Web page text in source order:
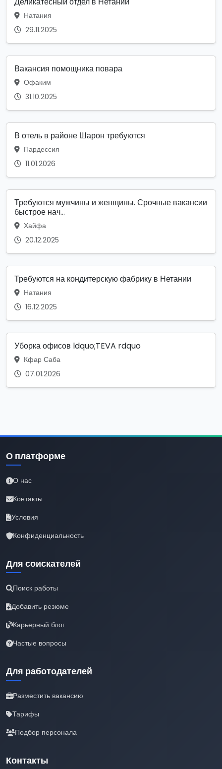
Натания
29.11.2025
Вакансия помощника повара
Офаким
31.10.2025
В отель в районе Шарон требуются
Пардессия
11.01.2026
Требуются мужчины и женщины. Срочные вакансии
быстрое нач...
Хайфа
20.12.2025
Требуются на кондитерскую фабрику в Нетании
Натания
16.12.2025
Уборка офисов ldquo;TEVA rdquo
Кфар Саба
07.01.2026
О платформе
О нас
Контакты
Условия
Конфиденциальность
Для соискателей
Поиск работы
Добавить резюме
Карьерный блог
Частые вопросы
Для работодателей
Разместить вакансию
Тарифы
Подбор персонала
Контакты